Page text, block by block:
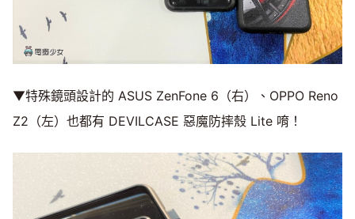
▼特殊鏡頭設計的 ASUS ZenFone 6（右）、OPPO Reno
Z2（左）也都有 DEVILCASE 惡魔防摔殼 Lite 唷！